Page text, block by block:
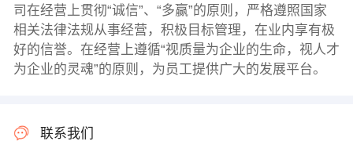
司在经营上贯彻“诚信”、“多赢”的原则，严格遵照国家
相关法律法规从事经营，积极目标管理，在业内享有极
好的信誉。在经营上遵循“视质量为企业的生命，视人才
为企业的灵魂”的原则，为员工提供广大的发展平台。
联系我们